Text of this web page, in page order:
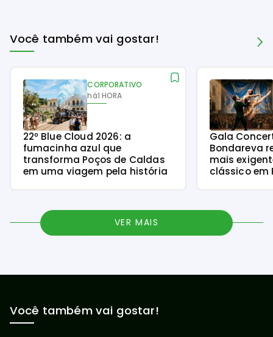
Você também vai gostar!
CORPORATIVO
há1 HORA
22º Blue Cloud 2026: a
fumacinha azul que
transforma Poços de Caldas
em uma viagem pela história
Gala
Bondareva
mais
clássico em
VER MAIS
Você também vai gostar!